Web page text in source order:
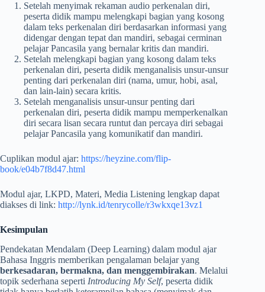
Setelah menyimak rekaman audio perkenalan diri,
peserta didik mampu melengkapi bagian yang kosong
dalam teks perkenalan diri berdasarkan informasi yang
didengar dengan tepat dan mandiri, sebagai cerminan
pelajar Pancasila yang bernalar kritis dan mandiri.
Setelah melengkapi bagian yang kosong dalam teks
perkenalan diri, peserta didik menganalisis unsur-unsur
penting dari perkenalan diri (nama, umur, hobi, asal,
dan lain-lain) secara kritis.
Setelah menganalisis unsur-unsur penting dari
perkenalan diri, peserta didik mampu memperkenalkan
diri secara lisan secara runtut dan percaya diri sebagai
pelajar Pancasila yang komunikatif dan mandiri.
Cuplikan modul ajar: https://heyzine.com/flip-
book/e04b7f8d47.html
Modul ajar, LKPD, Materi, Media Listening lengkap dapat
diakses di link: http://lynk.id/tenrycolle/r3wkxqe13vz1
Kesimpulan
Pendekatan Mendalam (Deep Learning) dalam modul ajar
Bahasa Inggris memberikan pengalaman belajar yang
berkesadaran, bermakna, dan menggembirakan. Melalui
topik sederhana seperti Introducing My Self, peserta didik